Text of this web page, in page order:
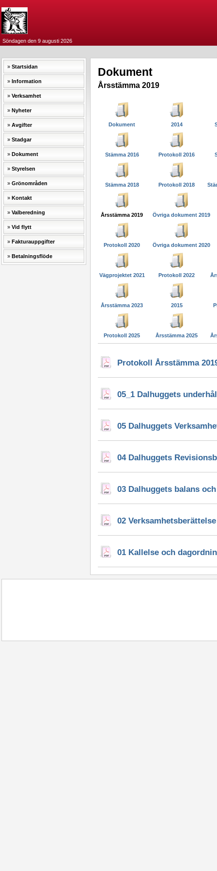
Söndagen den 9 augusti 2026
Startsidan
Information
Verksamhet
Nyheter
Avgifter
Stadgar
Dokument
Styrelsen
Grönområden
Kontakt
Valberedning
Vid flytt
Fakturauppgifter
Betalningsflöde
Dokument
Årsstämma 2019
Dokument 2014
Stämma 2016 Protokoll 2016
Stämma 2018 Protokoll 2018
Årsstämma 2019 Övriga dokument 2019
Protokoll 2020 Övriga dokument 2020
Vägprojektet 2021 Protokoll 2022
Årsstämma 2023 2015
Protokoll 2025 Årsstämma 2025
Protokoll Årsstämma
05_1 Dalhuggets
05 Dalhuggets
04 Dalhuggets
03 Dalhuggets balans
02 Verksamhetsberättelse
01 Kallelse och